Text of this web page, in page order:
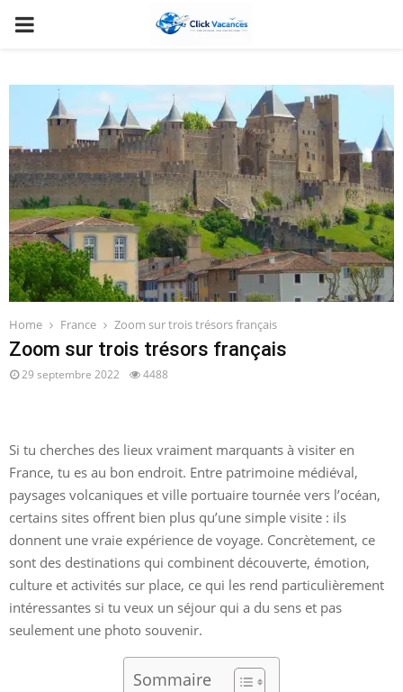
PRIMARY
Home France Zoom sur trois trésors français
Zoom sur trois trésors français
29 septembre 2022 4488
Si tu cherches des lieux vraiment marquants à visiter en
France, tu es au bon endroit. Entre patrimoine médiéval,
paysages volcaniques et ville portuaire tournée vers l’océan,
certains sites offrent bien plus qu’une simple visite : ils
donnent une vraie expérience de voyage. Concrètement, ce
sont des destinations qui combinent découverte, émotion,
culture et activités sur place, ce qui les rend particulièrement
intéressantes si tu veux un séjour qui a du sens et pas
seulement une photo souvenir.
Sommaire